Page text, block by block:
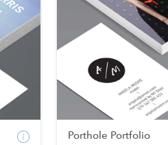
Porthole Portfolio